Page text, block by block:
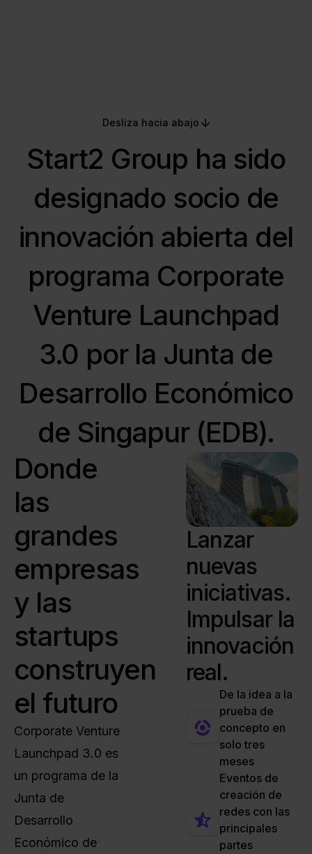
Desliza hacia abajo
Start2 Group ha sido
designado socio de
innovación abierta del
programa Corporate
Venture Launchpad
3.0 por la Junta de
Desarrollo Económico
de Singapur (EDB).
Donde
las
grandes
empresas
y las
startups
construyen
el futuro
Corporate Venture
Launchpad 3.0 es
un programa de la
Junta de
Desarrollo
Económico de
Lanzar
nuevas
iniciativas.
Impulsar la
innovación
real.
De la idea a la
prueba de
concepto en
solo tres
meses
Eventos de
creación de
redes con las
principales
partes